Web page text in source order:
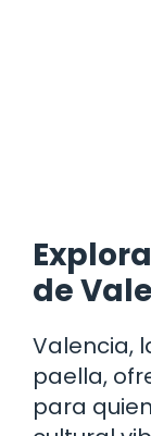
de
Valencia,
paella,
para